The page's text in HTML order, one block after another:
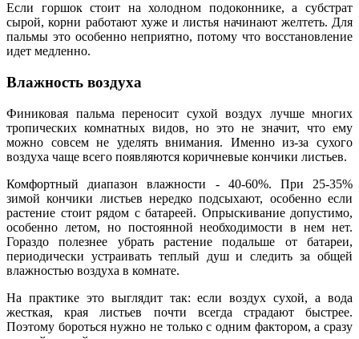
Если горшок стоит на холодном подоконнике, а субстрат
сырой, корни работают хуже и листья начинают желтеть. Для
пальмы это особенно неприятно, потому что восстановление
идет медленно.
Влажность воздуха
Финиковая пальма переносит сухой воздух лучше многих
тропических комнатных видов, но это не значит, что ему
можно совсем не уделять внимания. Именно из-за сухого
воздуха чаще всего появляются коричневые кончики листьев.
Комфортный диапазон влажности - 40-60%. При 25-35%
зимой кончики листьев нередко подсыхают, особенно если
растение стоит рядом с батареей. Опрыскивание допустимо,
особенно летом, но постоянной необходимости в нем нет.
Гораздо полезнее убрать растение подальше от батареи,
периодически устраивать теплый душ и следить за общей
влажностью воздуха в комнате.
На практике это выглядит так: если воздух сухой, а вода
жесткая, края листьев почти всегда страдают быстрее.
Поэтому бороться нужно не только с одним фактором, а сразу